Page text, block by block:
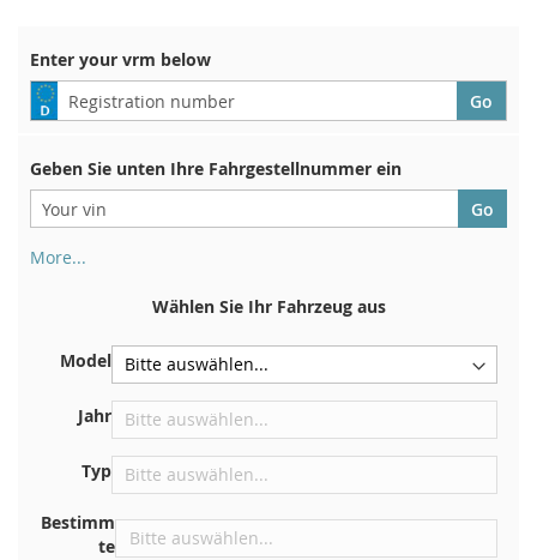
Enter your vrm below
Geben Sie unten Ihre Fahrgestellnummer ein
More...
Zulassungsbescheinigung. Und auch im Auto
Auf der Bodenplatte für den rechten Vordersitz
Zentrieren Sie es an der Trennwand unter der Haube
Direkt im Motorraum
Armaturenbrett
Wählen Sie Ihr Fahrzeug aus
Model
Jahr
Typ
Bestimm
te